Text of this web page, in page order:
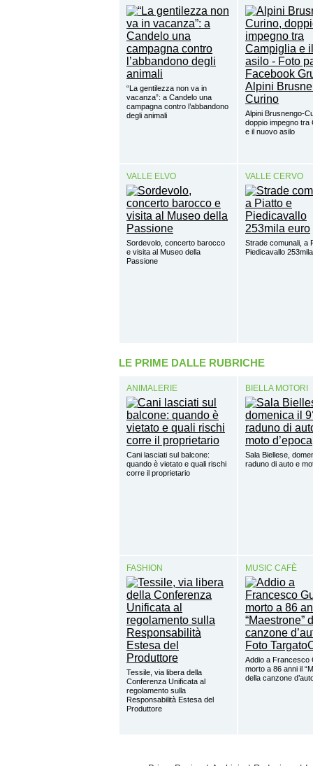
“La gentilezza non va in
vacanza”: a Candelo una
campagna contro l’abbandono
degli animali
Alpini Brusnengo-
doppio impegno tra
e il nuovo asilo
VALLE ELVO
Sordevolo, concerto barocco
e visita al Museo della
Passione
VALLE CERVO
Strade comunali, a
Piedicavallo
LE PRIME DALLE RUBRICHE
ANIMALERIE
Cani lasciati sul balcone:
quando è vietato e quali rischi
corre il proprietario
BIELLA MOTORI
Sala Biellese,
raduno di auto e
FASHION
Tessile, via libera della
Conferenza Unificata al
regolamento sulla
Responsabilità Estesa del
Produttore
MUSIC CAFÈ
Addio a Francesco
morto a 86 anni il
della canzone